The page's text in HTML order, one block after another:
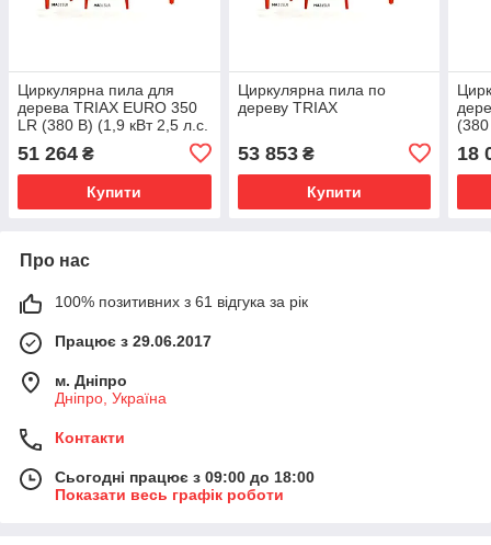
Циркулярна пила для
дерева TRIAX EURO 350
LR (380 В) (1,9 кВт 2,5 л.с.
51 264 ₴
Купити
Циркулярна пила по
дереву TRIAX
53 853₴
Купити
18
Про нас
100% позитивних з 61 відгука за рік
Працює з 29.06.2017
м. Дніпро
Дніпро, Україна
Контакти
Сьогодні працює з 09:00 до 18:00
Показати весь графік роботи